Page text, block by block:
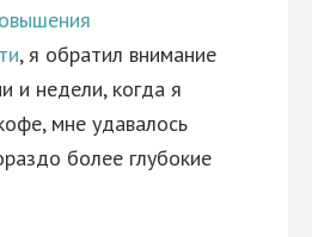
, я обратил внимание
и недели, когда я
мне удавалось
более глубокие